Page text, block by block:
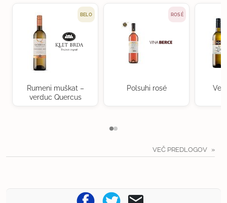
BELO
Rumeni muškat –
verduc Quercus
ROSÉ
Polsuhi rosé
VEČ PREDLOGOV